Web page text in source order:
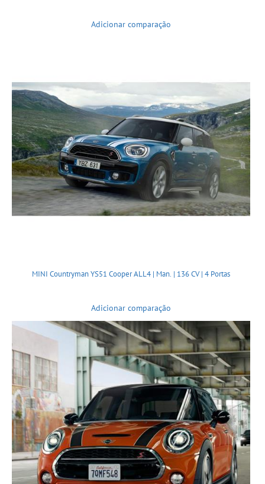
Adicionar comparação
MINI Countryman YS51 Cooper ALL4 | Man. | 136 CV | 4 Portas
Adicionar comparação